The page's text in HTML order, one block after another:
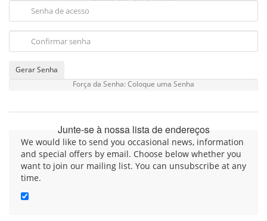
Gerar Senha
Força da Senha: Coloque uma Senha
Junte-se à nossa lista de endereços
We would like to send you occasional news, information
and special offers by email. Choose below whether you
want to join our mailing list. You can unsubscribe at any
time.